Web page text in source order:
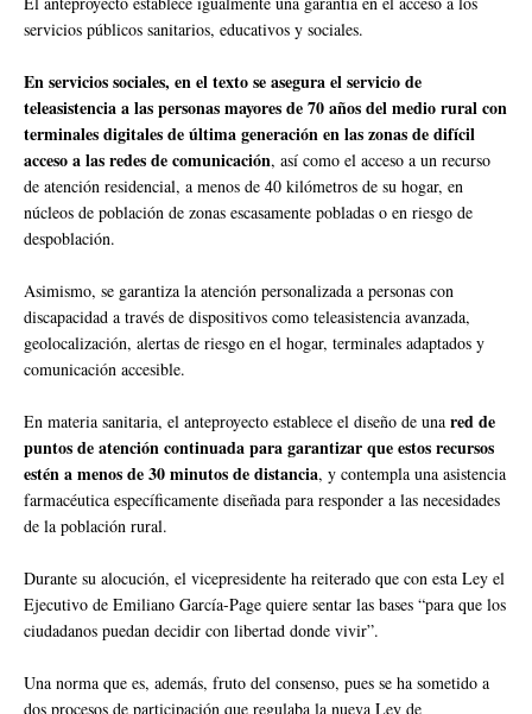
servicios públicos sanitarios, educativos y sociales.
En servicios sociales, en el texto se asegura el servicio de
teleasistencia a las personas mayores de 70 años del medio rural con
terminales digitales de última generación en las zonas de difícil
acceso a las redes de comunicación, así como el acceso a un recurso
de atención residencial, a menos de 40 kilómetros de su hogar, en
núcleos de población de zonas escasamente pobladas o en riesgo de
despoblación.
Asimismo, se garantiza la atención personalizada a personas con
discapacidad a través de dispositivos como teleasistencia avanzada,
geolocalización, alertas de riesgo en el hogar, terminales adaptados y
comunicación accesible.
En materia sanitaria, el anteproyecto establece el diseño de una red de
puntos de atención continuada para garantizar que estos recursos
estén a menos de 30 minutos de distancia, y contempla una asistencia
farmacéutica específicamente diseñada para responder a las necesidades
de la población rural.
Durante su alocución, el vicepresidente ha reiterado que con esta Ley el
Ejecutivo de Emiliano García-Page quiere sentar las bases “para que los
ciudadanos puedan decidir con libertad donde vivir”.
Una norma que es, además, fruto del consenso, pues se ha sometido a
dos procesos de participación que regulaba la nueva Ley de